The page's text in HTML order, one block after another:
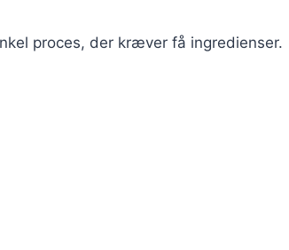
proces, der kræver få ingredienser.